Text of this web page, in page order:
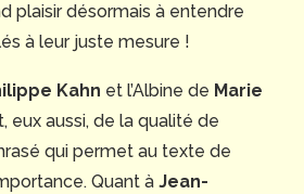
plaisir désormais à entendre
à leur juste mesure !
Kahn et l’Albine de Marie
eux aussi, de la qualité de
qui permet au texte de
Quant à Jean-